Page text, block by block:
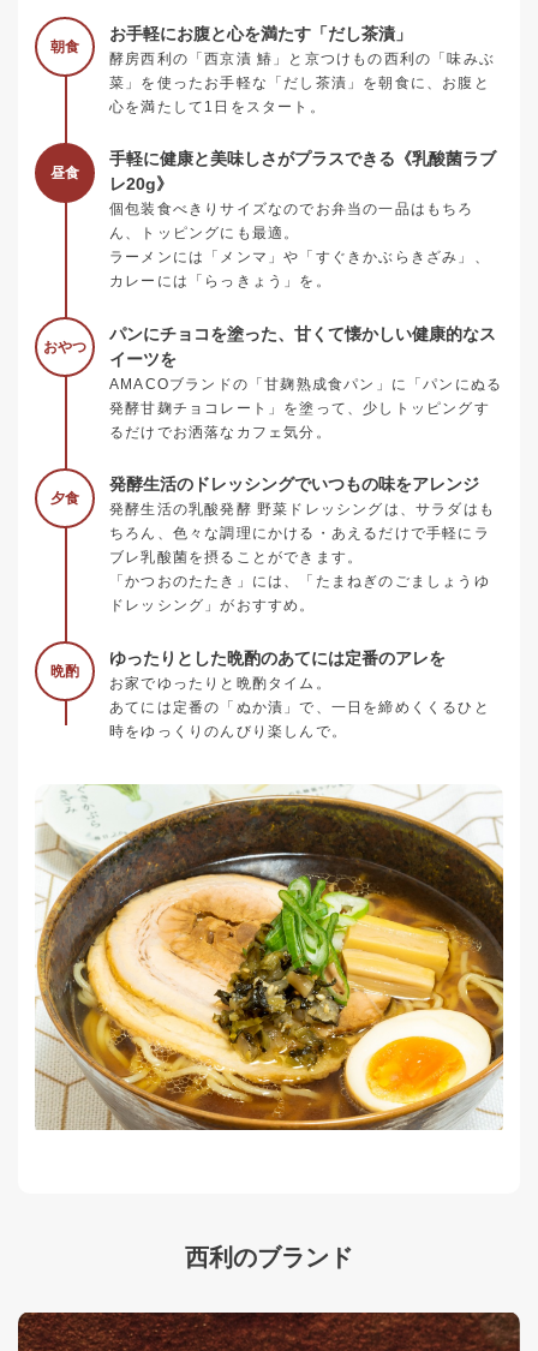
朝食
お手軽にお腹と心を満たす「だし茶漬」
酵房西利の「西京漬 鰆」と京つけもの西利の「味みぶ
菜」を使ったお手軽な「だし茶漬」を朝食に、お腹と
心を満たして1日をスタート。
昼食
手軽に健康と美味しさがプラスできる《乳酸菌ラブ
レ20g》
個包装食べきりサイズなのでお弁当の一品はもちろ
ん、トッピングにも最適。
ラーメンには「メンマ」や「すぐきかぶらきざみ」、
カレーには「らっきょう」を。
おやつ
パンにチョコを塗った、甘くて懐かしい健康的なス
イーツを
AMACOブランドの「甘麹熟成食パン」に「パンにぬる
発酵甘麹チョコレート」を塗って、少しトッピングす
るだけでお洒落なカフェ気分。
夕食
発酵生活のドレッシングでいつもの味をアレンジ
発酵生活の乳酸発酵 野菜ドレッシングは、サラダはも
ちろん、色々な調理にかける・あえるだけで手軽にラ
ブレ乳酸菌を摂ることができます。
「かつおのたたき」には、「たまねぎのごましょうゆ
ドレッシング」がおすすめ。
晩酌
ゆったりとした晩酌のあてには定番のアレを
お家でゆったりと晩酌タイム。
あてには定番の「ぬか漬」で、一日を締めくくるひと
時をゆっくりのんびり楽しんで。
西利のブランド